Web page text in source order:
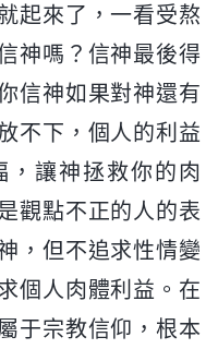
起來了，一看受熬
神嗎？信神最後得
信神如果對神還有
不下，個人的利益
讓神拯救你的肉
觀點不正的人的表
，但不追求性情變
個人肉體利益。在
于宗教信仰，根本